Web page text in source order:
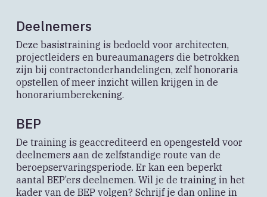
Deelnemers
Deze basistraining is bedoeld voor architecten,
projectleiders en bureaumanagers die betrokken
zijn bij contractonderhandelingen, zelf honoraria
opstellen of meer inzicht willen krijgen in de
honorariumberekening.
BEP
De training is geaccrediteerd en opengesteld voor
deelnemers aan de zelfstandige route van de
beroepservaringsperiode. Er kan een beperkt
aantal BEP’ers deelnemen. Wil je de training in het
kader van de BEP volgen? Schrijf je dan online in